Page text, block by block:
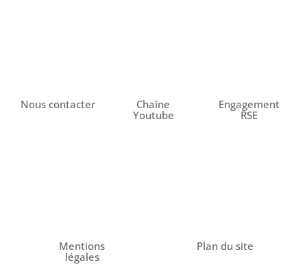
Nous contacter
Chaîne
Youtube
Engagement
RSE
Mentions
légales
Plan du site